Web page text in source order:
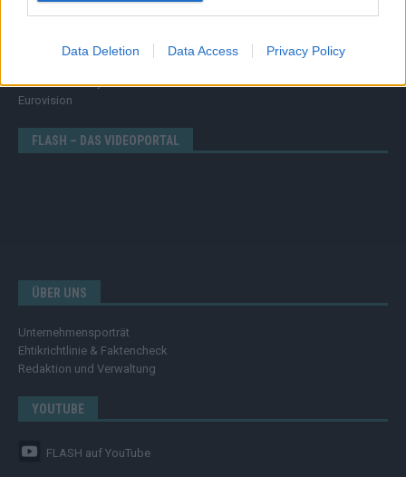
Data Deletion Data Access Privacy Policy
Streams & Storys
Eurovision
FLASH – DAS VIDEOPORTAL
ÜBER UNS
Unternehmensporträt
Ehtikrichtlinie & Faktencheck
Redaktion und Verwaltung
YOUTUBE
FLASH auf YouTube